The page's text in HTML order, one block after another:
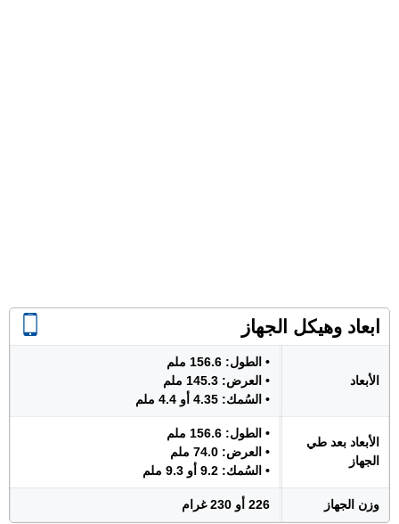
ابعاد وهيكل الجهاز
الأبعاد
• الطول: 156.6 ملم
• العرض: 145.3 ملم
• السُمك: 4.35 أو 4.4 ملم
الأبعاد بعد طي
الجهاز
• الطول: 156.6 ملم
• العرض: 74.0 ملم
• السُمك: 9.2 أو 9.3 ملم
وزن الجهاز 226 أو 230 غرام